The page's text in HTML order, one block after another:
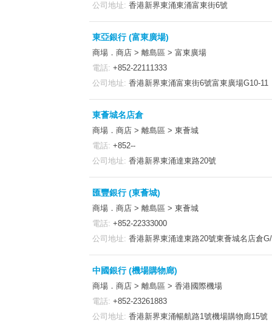
公司地址: 香港新界東涌東涌富東街6號
東亞銀行 (富東廣場)
商場．商店 > 離島區 > 富東廣場
電話: +852-22111333
公司地址: 香港新界東涌富東街6號富東廣場G10-11
東薈城名店倉
商場．商店 > 離島區 > 東薈城
電話: +852--
公司地址: 香港新界東涌達東路20號
匯豐銀行 (東薈城)
商場．商店 > 離島區 > 東薈城
電話: +852-22333000
公司地址: 香港新界東涌達東路20號東薈城名店倉
中國銀行 (機場購物廊)
商場．商店 > 離島區 > 香港國際機場
電話: +852-23261883
公司地址: 香港新界東涌暢航路1號機場購物廊15號